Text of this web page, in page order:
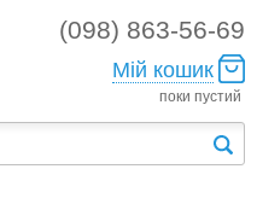
(098) 863-56-69
Мій кошик
поки пустий